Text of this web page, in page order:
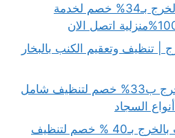
شركة تنظيف خزانات بالخرج بـ34% خصم لخدمة
تنظيف وتعقيم الكنب بالبخار
شركة تنظيف سجاد بالخرج ب33% خصم لتنظيف شامل
شركة تنظيف مفروشات بالخرج بـ40 % خصم لتنظيف